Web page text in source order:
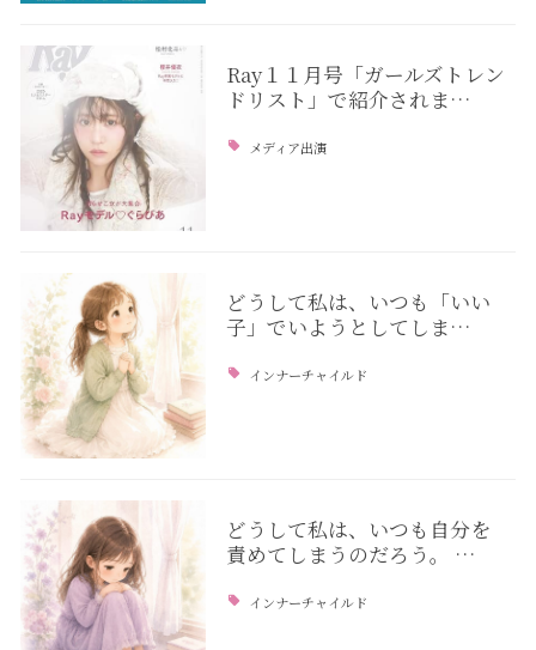
Ray１１月号「ガールズトレン
ドリスト」で紹介されま…
メディア出演
どうして私は、いつも「いい
子」でいようとしてしま…
インナーチャイルド
どうして私は、いつも自分を
責めてしまうのだろう。 …
インナーチャイルド